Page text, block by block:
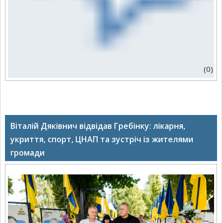
(0)
Віталій Дяківнич відвідав Гребінку: лікарня,
укриття, спорт, ЦНАП та зустріч із жителями
громади